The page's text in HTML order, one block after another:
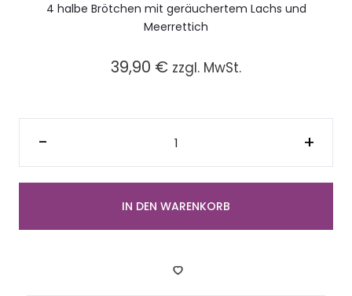
4 halbe Brötchen mit geräuchertem Lachs und
Meerrettich
39,90 € zzgl. MwSt.
-
Platte
belegten
halben
(12
Stück)
+
IN DEN WARENKORB